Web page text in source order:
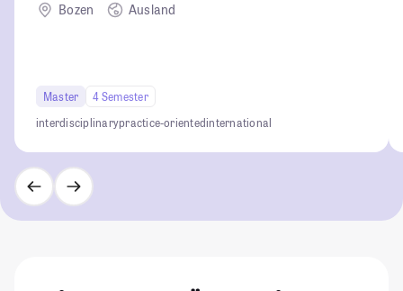
Bozen
Ausland
Master
4 Semester
interdisciplinarypractice-orientedinternational